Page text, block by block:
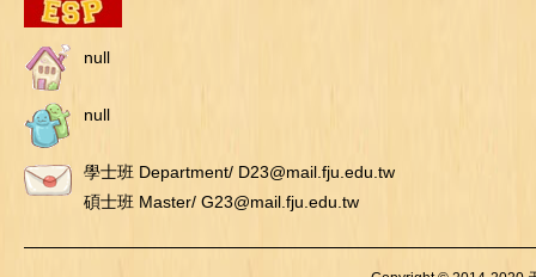
null
null
學士班 Department/ D23@mail.fju.edu.tw
碩士班 Master/ G23@mail.fju.edu.tw